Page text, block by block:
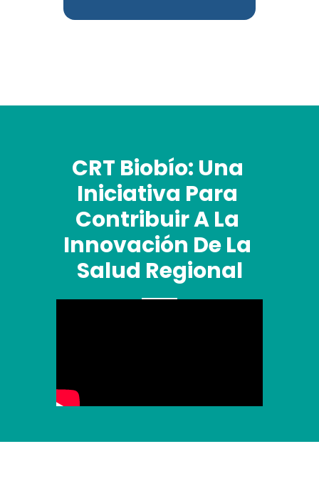
CRT Biobío: Una
Iniciativa Para
Contribuir A La
Innovación De La
Salud Regional